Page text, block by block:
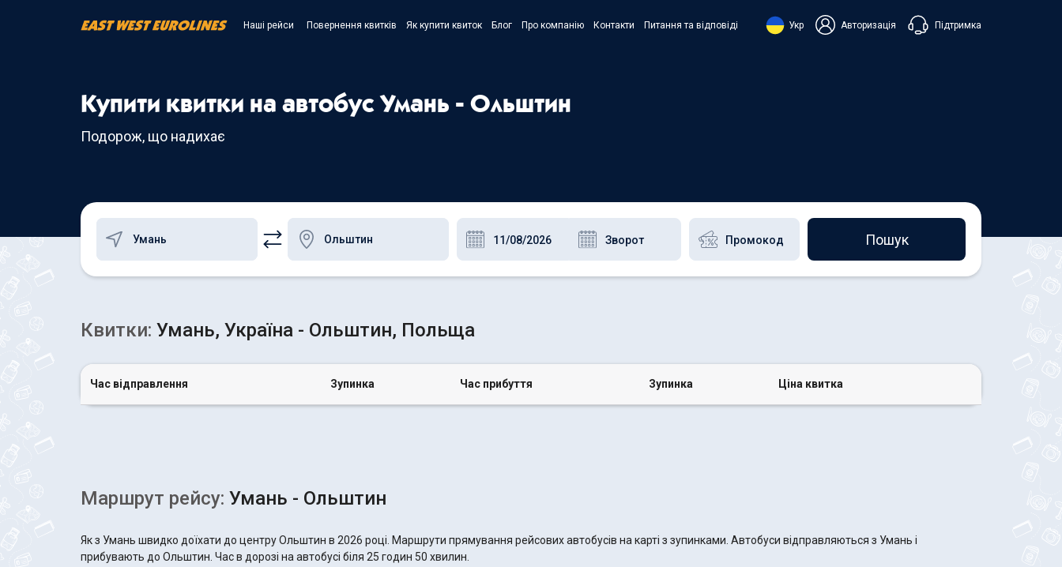
Наші рейси Повернення квитків Як купити квиток Блог Про компанію Контакти Питання та відповіді Укр Авторизація Підтримка
Чат в Messenger
Купити квитки на автобус Умань - Ольштин
Подорож, що надихає
Пошук
Квитки: Умань, Україна - Ольштин, Польща
Час відправлення Зупинка Час прибуття Зупинка Ціна квитка
Маршрут рейсу: Умань - Ольштин
Як з Умань швидко доїхати до центру Ольштин в 2026 році. Маршрути прямування рейсових автобусів на карті з зупинками. Автобуси відправляються з Умань і
прибувають до Ольштин. Час в дорозі на автобусі біля 25 годин 50 хвилин.